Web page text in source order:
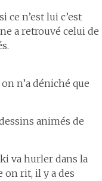
n’est lui c’est
a retrouvé celui de
n’a déniché que
animés de
va hurler dans la
on rit, il y a des